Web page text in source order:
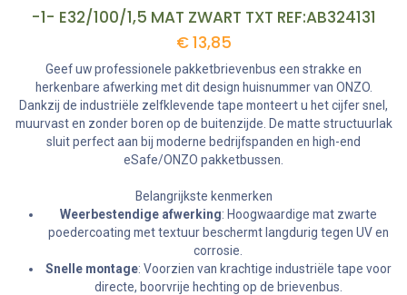
-1- E32/100/1,5 MAT ZWART TXT REF:AB324131
€13,85
Geef uw professionele pakketbrievenbus een strakke en
herkenbare afwerking met dit design huisnummer van ONZO.
Dankzij de industriële zelfklevende tape monteert u het cijfer snel,
muurvast en zonder boren op de buitenzijde. De matte structuurlak
sluit perfect aan bij moderne bedrijfspanden en high-end
eSafe/ONZO pakketbussen.
Belangrijkste kenmerken
Weerbestendige afwerking: Hoogwaardige mat zwarte
poedercoating met textuur beschermt langdurig tegen UV en
corrosie.
Snelle montage: Voorzien van krachtige industriële tape voor
directe, boorvrije hechting op de brievenbus.